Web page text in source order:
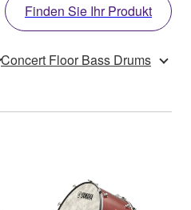
Finden Sie Ihr Produkt
Concert Floor Bass Drums